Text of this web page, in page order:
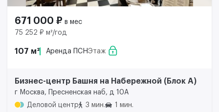
671 000 ₽ в мес
75 252 ₽ м²/год
107 м² Аренда ПСНЭтаж
Бизнес-центр Башня на Набережной (Блок А)
г Москва, Пресненская наб, д 10А
Деловой центр
3 мин. 1 мин.